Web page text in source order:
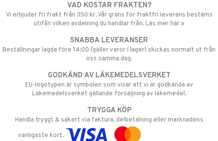
VAD KOSTAR FRAKTEN?
Vi erbjuder fri frakt från 350 kr. Vår gräns för fraktfri leverans bestäms
utifån vilken avdelning du handlar från. Läs mer här »
SNABBA LEVERANSER
Beställningar lagda före 14:00 (gäller varor i lager) skickas normalt ut från
oss samma dag.
GODKÄND AV LÄKEMEDELSVERKET
EU-logotypen är symbolen som visar att vi är godkända av
Läkemedelsverket gällande försäljning av läkemedel.
TRYGGA KÖP
Handla tryggt & säkert via faktura, delbetalning eller marknadens
vanligaste kort.